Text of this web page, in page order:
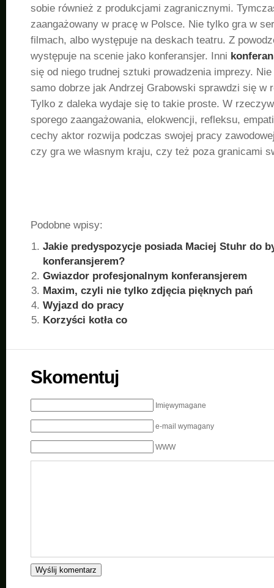
sobie również z produkcjami zagranicznymi.
zaangażowany w pracę w Polsce. Nie tylko gra w
filmach, albo występuje na deskach teatru. Z
występuje na scenie jako konferansjer. Inni
się od niego trudnej sztuki prowadzenia imprezy.
samo dobrze jak Andrzej Grabowski sprawdzi się w
Tylko z daleka wydaje się to takie proste. W
sporego zaangażowania, elokwencji, refleksu,
cechy aktor rozwija podczas swojej pracy
czy gra we własnym kraju, czy też poza granicami
Podobne wpisy:
Jakie predyspozycje posiada Maciej Stuhr do
konferansjerem?
Gwiazdor profesjonalnym konferansjerem
Maxim, czyli nie tylko zdjęcia pięknych pań
Wyjazd do pracy
Korzyści kotła co
Skomentuj
Imięwymagane
e-mail wymagany
WWW